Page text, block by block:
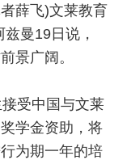
薛飞)文莱教育
曼19日说，
景广阔。
受中国与文莱
学金资助，将
为期一年的培